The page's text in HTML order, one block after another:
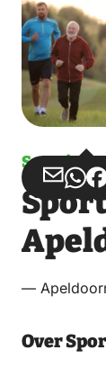
Sportief
Deel
via
Deel
via op
—
Over